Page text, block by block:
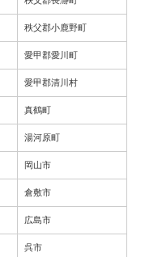
秩父郡小鹿野町
愛甲郡愛川町
愛甲郡清川村
真鶴町
湯河原町
岡山市
倉敷市
広島市
呉市